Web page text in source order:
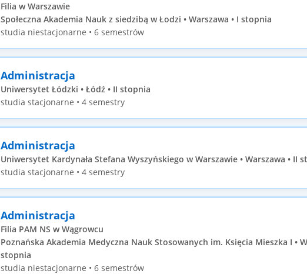
Filia w Warszawie
Społeczna Akademia Nauk z siedzibą w Łodzi • Warszawa • I stopnia
studia niestacjonarne • 6 semestrów
Administracja
Uniwersytet Łódzki • Łódź • II stopnia
studia stacjonarne • 4 semestry
Administracja
Uniwersytet Kardynała Stefana Wyszyńskiego w Warszawie • Warszawa • II
studia stacjonarne • 4 semestry
Administracja
Filia PAM NS w Wągrowcu
Poznańska Akademia Medyczna Nauk Stosowanych im. Księcia Mieszka I •
stopnia
studia niestacjonarne • 6 semestrów